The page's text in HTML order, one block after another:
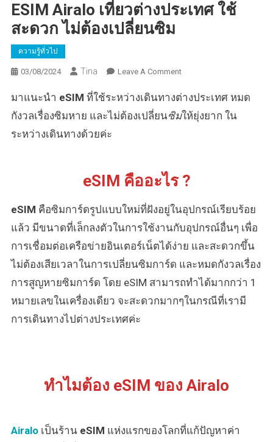
ESIM Airalo เที่ยวต่างประเทศ ใช้
สะดวก ไม่ต้องเปลี่ยนซิม
ความรู้ทั่วไป
03/08/2024 Tina Leave A CommentOn
Airalo
เที่ยว
ไม่
เปลี่ยน
ซิม
มาแนะนำ eSIM ที่ใช้ระหว่างเดินทางต่างประเทศ หมด
กังวลเรื่องซิมหาย และไม่ต้องเปลี่ยนซิมให้ยุ่งยาก ใน
ระหว่างเดินทางด้วยค่ะ
eSIM คืออะไร ?
eSIM คือซิมการ์ดรูปแบบใหม่ที่ฝังอยู่ในอุปกรณ์เรียบร้อย
แล้ว มีขนาดที่เล็กลงตัวในการใช้งานกับอุปกรณ์อื่นๆ เพื่อ
การเชื่อมต่อเครือข่ายอินเตอร์เน็ตได้ง่าย และสะดวกขึ้น
ไม่ต้องเสียเวลาในการเปลี่ยนซิมการ์ด และหมดกังวลเรื่อง
การสูญหายซิมการ์ด โดย eSIM สามารถทำได้มากกว่า 1
หมายเลขในเครื่องเดียว จะสะดวกมากๆในกรณีที่เรามี
การเดินทางไปต่างประเทศค่ะ
ทำไมต้อง eSIM ของ Airalo
Airalo เป็นร้านeSIM แห่งแรกของโลกที่แก้ปัญหาค่า